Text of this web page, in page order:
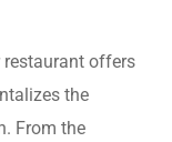
restaurant offers
the
From the